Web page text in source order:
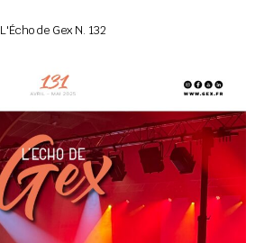
L'Écho de Gex N. 132